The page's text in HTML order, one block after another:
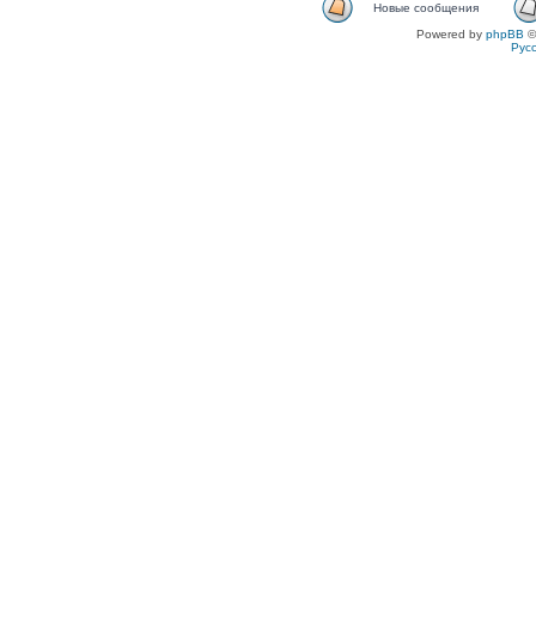
Новые сообщения
Powered by phpBB